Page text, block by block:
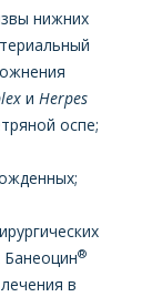
нижних
и Herpes
оспе;
®
в